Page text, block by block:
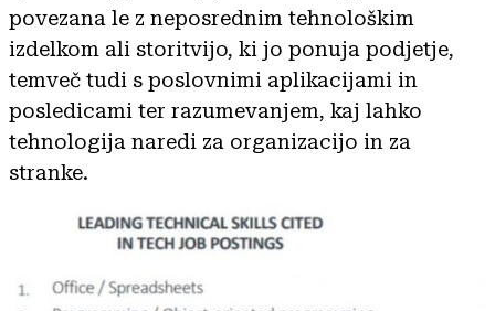
povezana le z neposrednim tehnološkim
izdelkom ali storitvijo, ki jo ponuja podjetje,
temveč tudi s poslovnimi aplikacijami in
posledicami ter razumevanjem, kaj lahko
tehnologija naredi za organizacijo in za
stranke.